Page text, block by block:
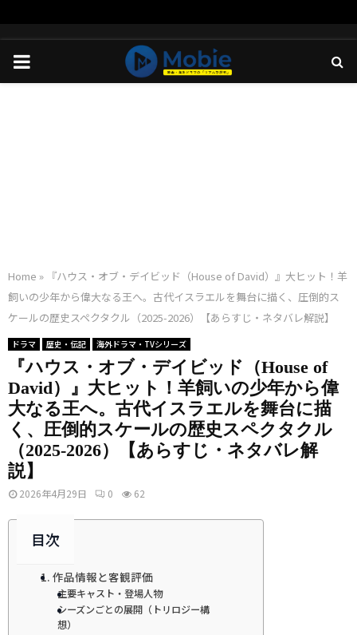
PRIMARY
Home » 『ハウス・オブ・デイビッド（House of David）』大ヒット！羊
飼いの少年から偉大なる王へ。古代イスラエルを舞台に描く、圧倒的ス
ケールの歴史スペクタクル（2025-2026）【あらすじ・ネタバレ解説】
ドラマ 歴史・伝記 海外ドラマ・TVシリーズ
『ハウス・オブ・デイビッド（House of
David）』大ヒット！羊飼いの少年から偉
大なる王へ。古代イスラエルを舞台に描
く、圧倒的スケールの歴史スペクタクル
（2025-2026）【あらすじ・ネタバレ解
説】
2026年4月29日 0 62
目次
1. 作品情報と客観評価
主要キャスト・登場人物
シーズンごとの展開（トリロジー構
想）